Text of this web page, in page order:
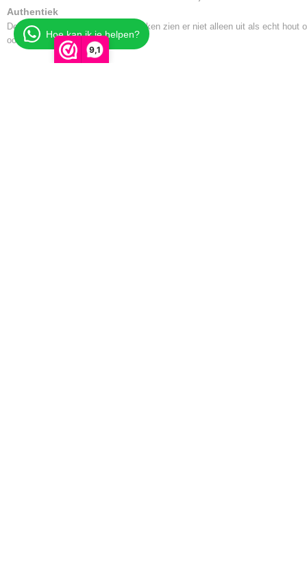
9,1
Authentiek
De bijzonder authentieke oppervlakken zien er niet alleen uit als echt hout
ook zo aan.
Hoe kan ik je helpen?